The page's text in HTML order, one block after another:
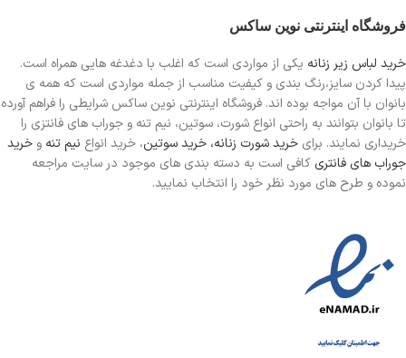
فروشگاه اینترنتی نوین ساکس
خرید لباس زیر زنانه یکی از مواردی است که اغلب با دغدغه هایی همراه است.
پیدا کردن سایز،رنگ بندی و کیفیت مناسب از جمله مواردی است که همه ی
بانوان با آن مواجه بوده اند. فروشگاه اینترنتی نوین ساکس شرایطی را فراهم آورده
تا بانوان بتوانند به راحتی انواع شورت، سوتین، نیم تنه و جوراب های فانتزی را
خریداری نمایند. برای خرید شورت زنانه، خرید سوتین، خرید انواع نیم تنه و خرید
جوراب های فانتری کافی است به دسته بندی های موجود در سایت مراجعه
نموده و طرح های مورد نظر خود را انتخاب نمایید.